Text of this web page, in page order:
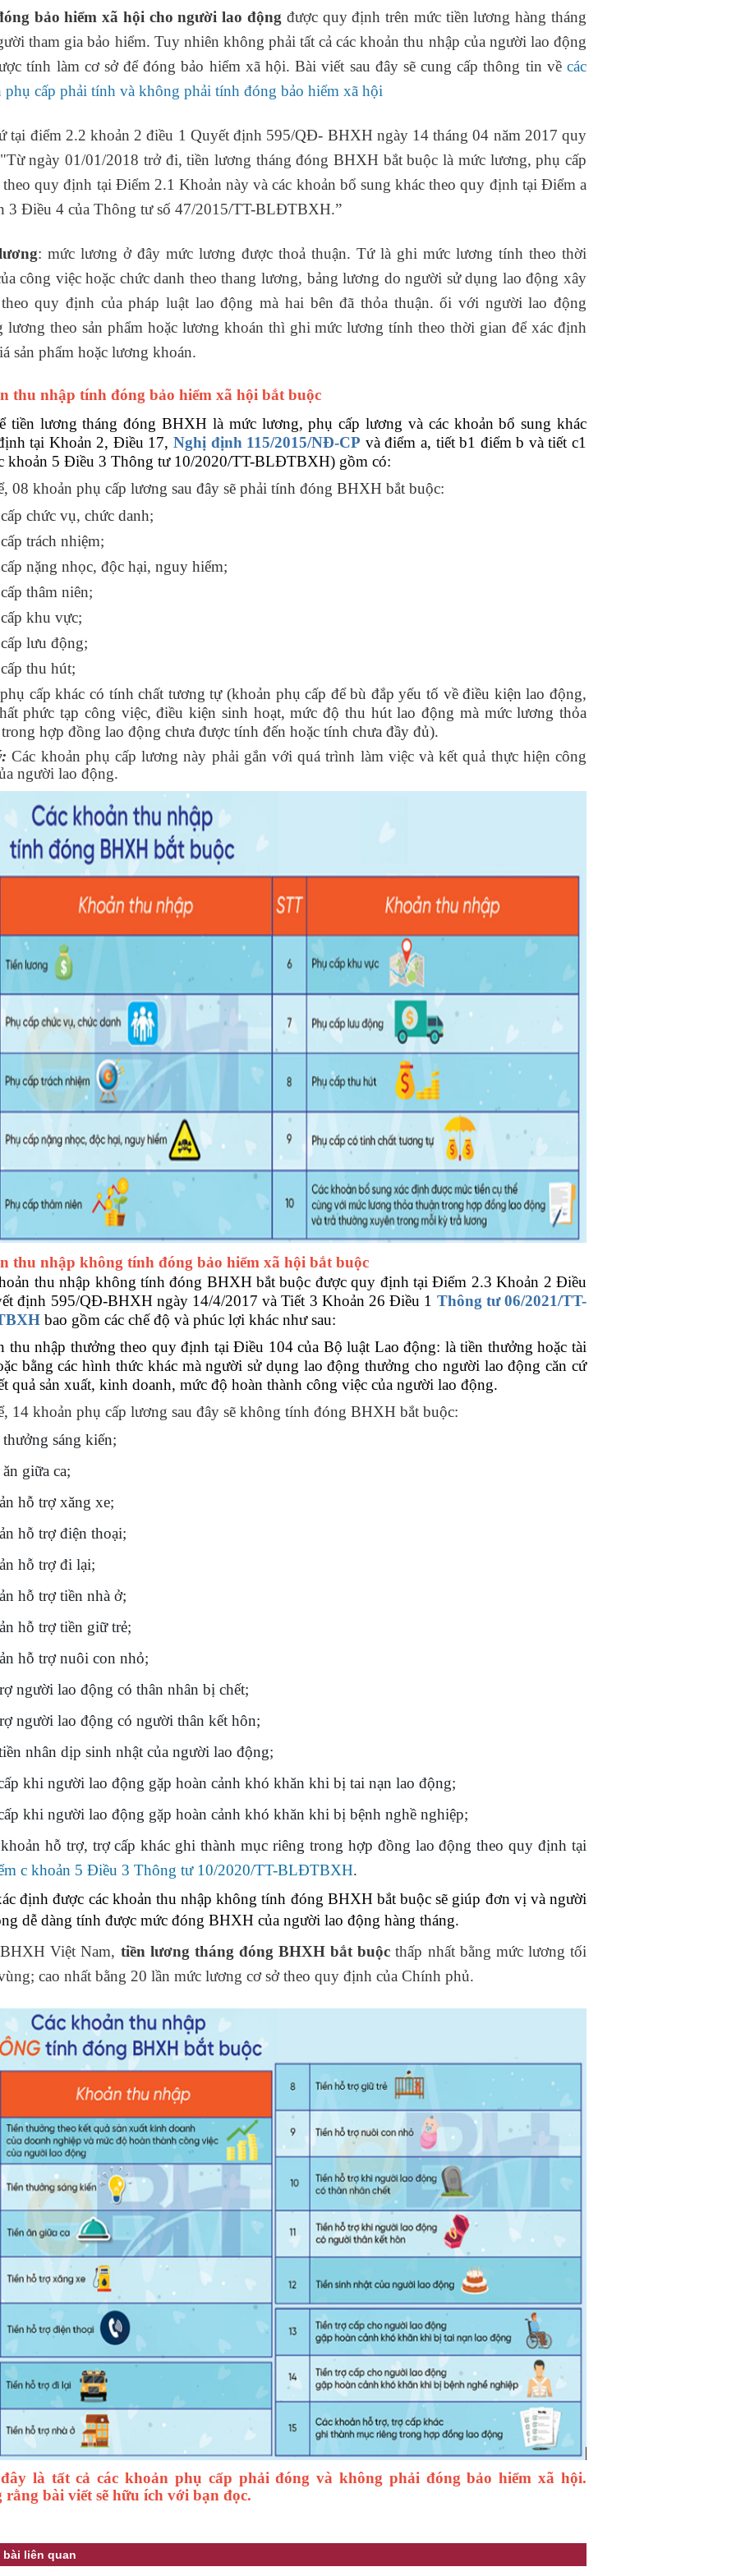
bảo hiểm xã hội cho người lao động được quy định trên mức tiền lương hàng tháng
tham gia bảo hiểm. Tuy nhiên không phải tất cả các khoản thu nhập của người lao động
tính làm cơ sở để đóng bảo hiểm xã hội. Bài viết sau đây sẽ cung cấp thông tin về các
phụ cấp phải tính và không phải tính đóng bảo hiểm xã hội
tại điểm 2.2 khoản 2 điều 1 Quyết định 595/QĐ- BHXH ngày 14 tháng 04 năm 2017 quy
Từ ngày 01/01/2018 trở đi, tiền lương tháng đóng BHXH bắt buộc là mức lương, phụ cấp
quy định tại Điểm 2.1 Khoản này và các khoản bổ sung khác theo quy định tại Điểm a
3 Điều 4 của Thông tư số 47/2015/TT-BLĐTBXH.”
: mức lương ở đây mức lương được thoả thuận. Tứ là ghi mức lương tính theo thời
công việc hoặc chức danh theo thang lương, bảng lương do người sử dụng lao động xây
quy định của pháp luật lao động mà hai bên đã thỏa thuận. ối với người lao động
lương theo sản phẩm hoặc lương khoán thì ghi mức lương tính theo thời gian để xác định
sản phẩm hoặc lương khoán.
thu nhập tính đóng bảo hiểm xã hội bắt buộc
tiền lương tháng đóng BHXH là mức lương, phụ cấp lương và các khoản bổ sung khác
tại Khoản 2, Điều 17,Nghị định 115/2015/NĐ-CP và điểm a, tiết b1 điểm b và tiết c1
khoản 5 Điều 3 Thông tư 10/2020/TT-BLĐTBXH) gồm có:
08 khoản phụ cấp lương sau đây sẽ phải tính đóng BHXH bắt buộc:
chức vụ, chức danh;
trách nhiệm;
nặng nhọc, độc hại, nguy hiểm;
thâm niên;
khu vực;
lưu động;
thu hút;
cấp khác có tính chất tương tự (khoản phụ cấp để bù đắp yếu tố về điều kiện lao động,
phức tạp công việc, điều kiện sinh hoạt, mức độ thu hút lao động mà mức lương thỏa
hợp đồng lao động chưa được tính đến hoặc tính chưa đầy đủ).
Các khoản phụ cấp lương này phải gắn với quá trình làm việc và kết quả thực hiện công
người lao động.
thu nhập không tính đóng bảo hiểm xã hội bắt buộc
thu nhập không tính đóng BHXH bắt buộc được quy định tại Điểm 2.3 Khoản 2 Điều
định 595/QĐ-BHXH ngày 14/4/2017 và Tiết 3 Khoản 26 Điều 1 Thông tư 06/2021/TT-
bao gồm các chế độ và phúc lợi khác như sau:
thu nhập thưởng theo quy định tại Điều 104 của Bộ luật Lao động: là tiền thưởng hoặc tài
bằng các hình thức khác mà người sử dụng lao động thưởng cho người lao động căn cứ
quả sản xuất, kinh doanh, mức độ hoàn thành công việc của người lao động.
14 khoản phụ cấp lương sau đây sẽ không tính đóng BHXH bắt buộc:
sáng kiến;
giữa ca;
hỗ trợ xăng xe;
hỗ trợ điện thoại;
hỗ trợ đi lại;
hỗ trợ tiền nhà ở;
hỗ trợ tiền giữ trẻ;
hỗ trợ nuôi con nhỏ;
người lao động có thân nhân bị chết;
người lao động có người thân kết hôn;
nhân dịp sinh nhật của người lao động;
khi người lao động gặp hoàn cảnh khó khăn khi bị tai nạn lao động;
khi người lao động gặp hoàn cảnh khó khăn khi bị bệnh nghề nghiệp;
hỗ trợ, trợ cấp khác ghi thành mục riêng trong hợp đồng lao động theo quy định tại
c khoản 5 Điều 3 Thông tư 10/2020/TT-BLĐTBXH.
định được các khoản thu nhập không tính đóng BHXH bắt buộc sẽ giúp đơn vị và người
dễ dàng tính được mức đóng BHXH của người lao động hàng tháng.
Việt Nam, tiền lương tháng đóng BHXH bắt buộc thấp nhất bằng mức lương tối
cao nhất bằng 20 lần mức lương cơ sở theo quy định của Chính phủ.
là tất cả các khoản phụ cấp phải đóng và không phải đóng bảo hiểm xã hội.
rằng bài viết sẽ hữu ích với bạn đọc.
bài liên quan